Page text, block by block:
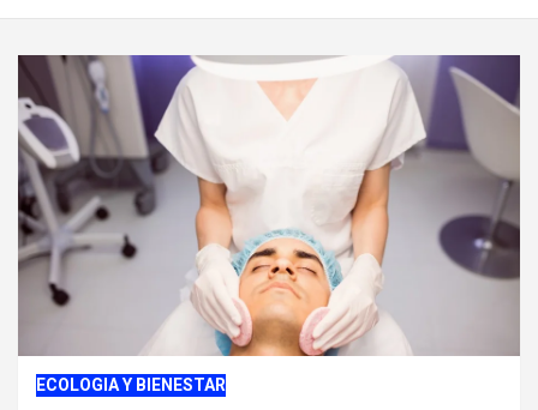
content
ECOLOGIA Y BIENESTAR